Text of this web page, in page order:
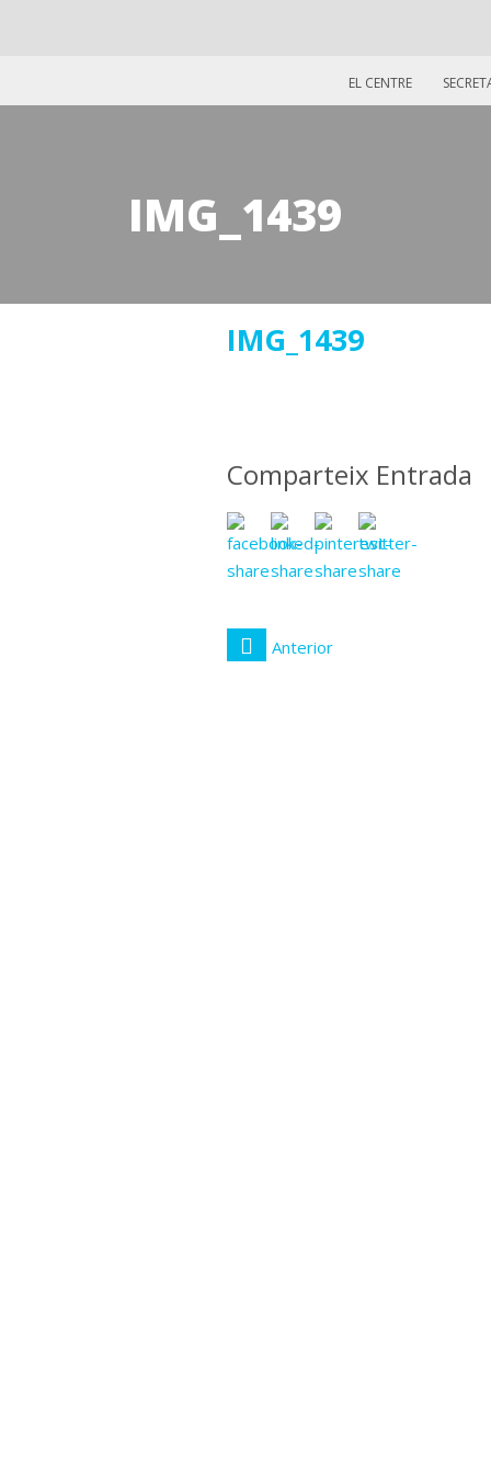
EL CENTRE
IMG_1439
IMG_1439
Comparteix Entrada
Anterior